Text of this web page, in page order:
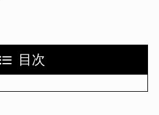
目次